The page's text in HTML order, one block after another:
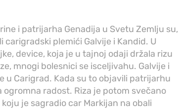
i patrijarha Genadija u Svetu Zemlju su,
plemići Galvije i Kandid. U
device, koja je u tajnoj odaji držala rizu
mnogi bolesnici se isceljivahu. Galvije i
u Carigrad. Kada su to objavili patrijarhu
radost. Riza je potom svečano
je sagradio car Markijan na obali